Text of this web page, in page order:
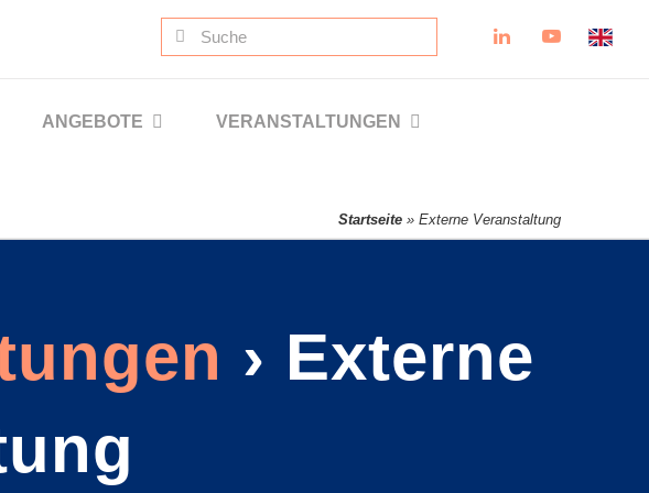
Suche
ANGEBOTE VERANSTALTUNGEN
Startseite »Externe Veranstaltung
› Externe